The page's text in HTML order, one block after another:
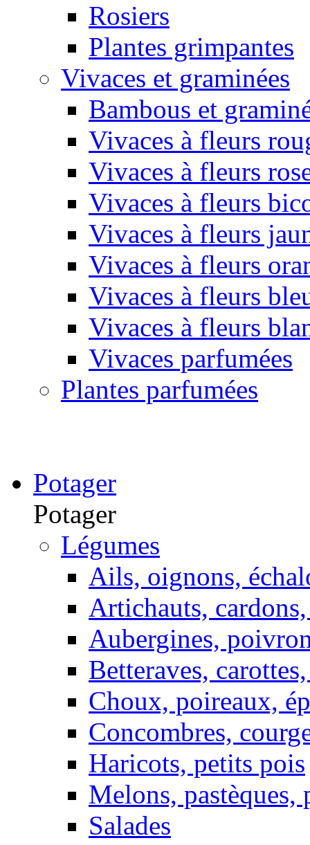
Rosiers
Plantes grimpantes
Vivaces et graminées
Bambous et
Vivaces à fleurs
Vivaces à fleurs
Vivaces à fleurs
Vivaces à fleurs
Vivaces à fleurs
Vivaces à fleurs
Vivaces à fleurs
Vivaces parfumées
Plantes parfumées
Potager
Potager
Légumes
Ails, oignons,
Artichauts,
Aubergines,
Betteraves,
Choux, poireaux,
Concombres,
Haricots, petits pois
Melons, pastèques,
Salades